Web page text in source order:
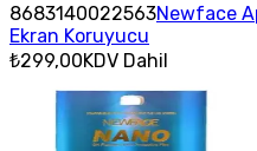
8683140022563Newface
Ekran Koruyucu
₺299,00KDV Dahil